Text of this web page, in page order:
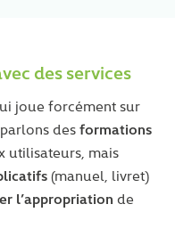
des services
joue forcément sur
des formations
utilisateurs, mais
(manuel, livret)
l’appropriation de